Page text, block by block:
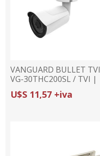
VANGUARD BULLET TVI
VG-30THC200SL / TVI |
STARVIS | 2MP/3.6MM |
IR 20m
U$S 11,57 +iva